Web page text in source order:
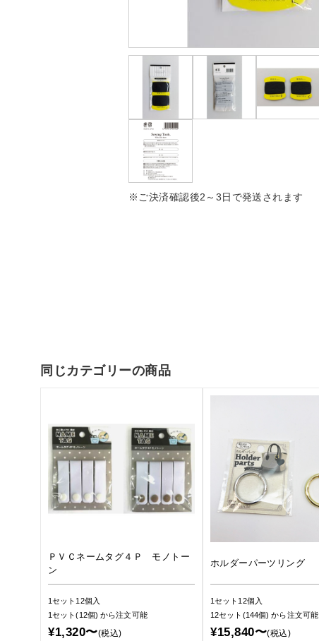
※ご決済確認後2～3日で発送されます
同じカテゴリーの商品
ＰＶＣネームタグ４Ｐ モノトー
ン
1セット12個入
1セット(12個)から注文可能
¥1,320〜(税込)
ホルダーパーツリング
1セット12個入
12セット(144個)から注文可能
¥15,840〜(税込)